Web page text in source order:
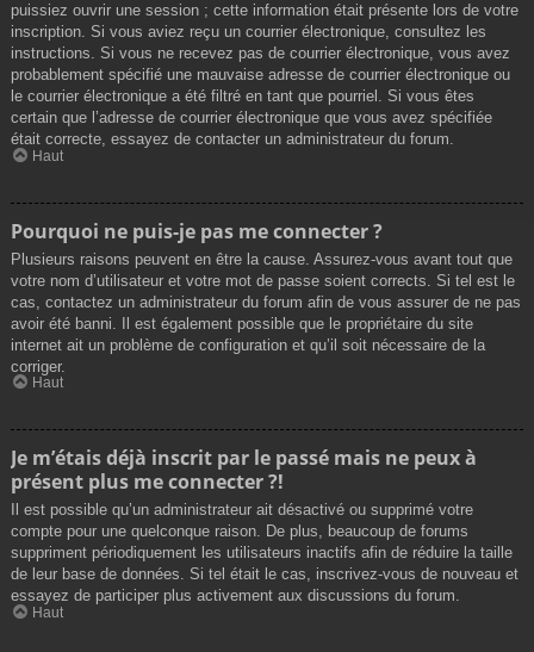
puissiez ouvrir une session ; cette information était présente lors de votre
inscription. Si vous aviez reçu un courrier électronique, consultez les
instructions. Si vous ne recevez pas de courrier électronique, vous avez
probablement spécifié une mauvaise adresse de courrier électronique ou
le courrier électronique a été filtré en tant que pourriel. Si vous êtes
certain que l’adresse de courrier électronique que vous avez spécifiée
était correcte, essayez de contacter un administrateur du forum.
Haut
Pourquoi ne puis-je pas me connecter ?
Plusieurs raisons peuvent en être la cause. Assurez-vous avant tout que
votre nom d’utilisateur et votre mot de passe soient corrects. Si tel est le
cas, contactez un administrateur du forum afin de vous assurer de ne pas
avoir été banni. Il est également possible que le propriétaire du site
internet ait un problème de configuration et qu’il soit nécessaire de la
corriger.
Haut
Je m’étais déjà inscrit par le passé mais ne peux à
présent plus me connecter ?!
Il est possible qu’un administrateur ait désactivé ou supprimé votre
compte pour une quelconque raison. De plus, beaucoup de forums
suppriment périodiquement les utilisateurs inactifs afin de réduire la taille
de leur base de données. Si tel était le cas, inscrivez-vous de nouveau et
essayez de participer plus activement aux discussions du forum.
Haut